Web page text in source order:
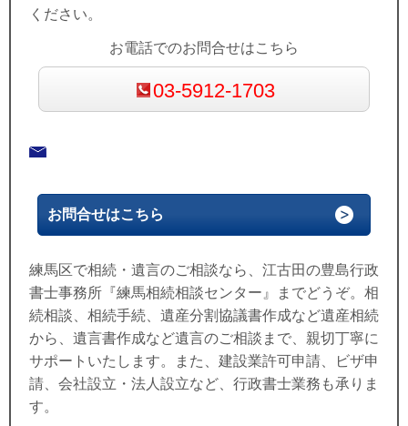
ください。
お電話でのお問合せはこちら
03-5912-1703
お問合せはこちら
練馬区で相続・遺言のご相談なら、江古田の豊島行政
書士事務所『練馬相続相談センター』までどうぞ。相
続相談、相続手続、遺産分割協議書作成など遺産相続
から、遺言書作成など遺言のご相談まで、親切丁寧に
サポートいたします。また、建設業許可申請、ビザ申
請、会社設立・法人設立など、行政書士業務も承りま
す。